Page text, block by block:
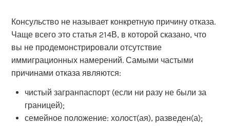
Консульство не называет конкретную причину отказа.
Чаще всего это статья 214В, в которой сказано, что
вы не продемонстрировали отсутствие
иммиграционных намерений. Самыми частыми
причинами отказа являются:
чистый загранпаспорт (если ни разу не были за
границей);
семейное положение: холост(ая), разведен(а);